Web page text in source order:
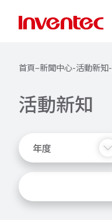
首頁–新聞中心-活動新知-
活動新知
年度